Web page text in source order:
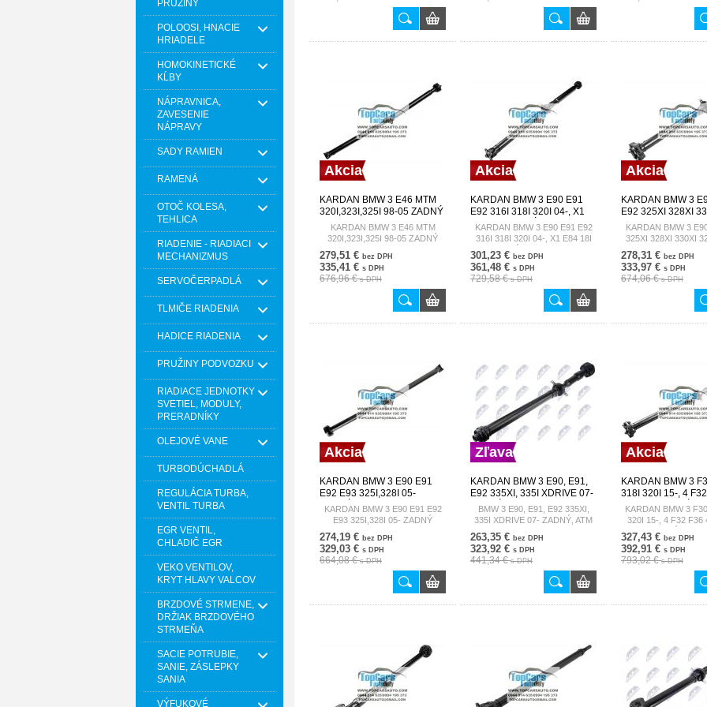
PRUŽINY
POLOOSI, HNACIE
HRIADELE
HOMOKINETICKÉ
KĹBY
NÁPRAVNICA,
ZAVESENIE
NÁPRAVY
SADY RAMIEN
RAMENÁ
OTOČ KOLESA,
TEHLICA
RIADENIE - RIADIACI
MECHANIZMUS
SERVOČERPADLÁ
TLMIČE RIADENIA
HADICE RIADENIA
PRUŽINY PODVOZKU
RIADIACE JEDNOTKY
SVETIEL, MODULY,
PRERADNÍKY
OLEJOVÉ VANE
TURBODÚCHADLÁ
REGULÁCIA TURBA,
VENTIL TURBA
EGR VENTIL,
CHLADIČ EGR
VEKO VENTILOV,
KRYT HLAVY VALCOV
BRZDOVÉ STRMENE,
DRŽIAK BRZDOVÉHO
STRMEŇA
SACIE POTRUBIE,
SANIE, ZÁSLEPKY
SANIA
VÝFUKOVÉ
Akcia
KARDAN BMW 3 E46 MTM
320I,323I,325I 98-05 ZADNÝ
26111229557
KARDAN BMW 3 E46 MTM
320I,323I,325I 98-05 ZADNÝ
26111229557
279,51 € bez DPH
335,41 € s DPH
676,96 €s DPH
Akcia
KARDAN BMW 3 E90 E91
E92 316I 318I 320I 04-, X1
E84 18I ZADNÝ NWN-BM-
041
KARDAN BMW 3 E90 E91 E92
316I 318I 320I 04-, X1 E84 18I
ZADNÝ NWN-BM-041
301,23 € bez DPH
361,48 € s DPH
729,58 €s DPH
Akcia
KARDAN BMW 3
E92 325XI 328XI
320XD 04-, X1 E84
28IX 18DX 20DX
KARDAN BMW 3
325XI 328XI 330XI
X1 E84 20IX 28IX
ZADNÝ NWN-
278,31 € bez DPH
333,97 € s DPH
674,06 €s DPH
Akcia
KARDAN BMW 3 E90 E91
E92 E93 325I,328I 05-
ZADNÝ 26107551199
KARDAN BMW 3 E90 E91 E92
E93 325I,328I 05- ZADNÝ
26107551199
274,19 € bez DPH
329,03 € s DPH
664,08 €s DPH
Zľava
KARDAN BMW 3 E90, E91,
E92 335XI, 335I XDRIVE 07-
ZADNÝ, ATM 26107574679
NWN-BM-071
BMW 3 E90, E91, E92 335XI,
335I XDRIVE 07- ZADNÝ, ATM
263,35 € bez DPH
323,92 € s DPH
441,34 €s DPH
Akcia
KARDAN BMW 3
318I 320I 15-, 4
420I 17- ZADNÝ
044
KARDAN BMW 3
320I 15-, 4 F32 F36
17- ZADNÝ NWN-
327,43 € bez DPH
392,91 € s DPH
793,02 €s DPH